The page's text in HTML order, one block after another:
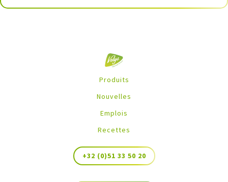
Produits
Nouvelles
Emplois
Recettes
+32 (0)51 33 50 20